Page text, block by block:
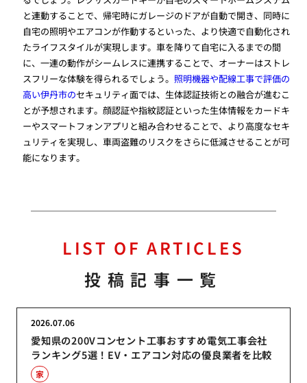
と連動することで、帰宅時にガレージのドアが自動で開き、同時に
自宅の照明やエアコンが作動するといった、より快適で自動化され
たライフスタイルが実現します。車を降りて自宅に入るまでの間
に、一連の動作がシームレスに連携することで、オーナーはストレ
スフリーな体験を得られるでしょう。 照明機器や配線工事で評価の
高い伊丹市のセキュリティ面では、生体認証技術との融合が進むこ
とが予想されます。顔認証や指紋認証といった生体情報をカードキ
ーやスマートフォンアプリと組み合わせることで、より高度なセキ
ュリティを実現し、車両盗難のリスクをさらに低減させることが可
能になります。
LIST OF ARTICLES
投稿記事一覧
愛知県の200Vコンセント工事おすすめ電気工事会社
ランキング5選！EV・エアコン対応の優良業者を比較
2026.07.06
家